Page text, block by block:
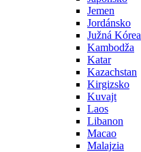
Jemen
Jordánsko
Južná Kórea
Kambodža
Katar
Kazachstan
Kirgizsko
Kuvajt
Laos
Libanon
Macao
Malajzia